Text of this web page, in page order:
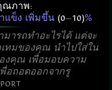
ณภาพ:
แข็ง เพิ่มขึ้น (0—10)%
ารถทำอะไรได้ แต่จะ
ทมของคุณ นำไปใส่ใน
งคุณ เพื่อมอบความ
อถอดออกจากรู